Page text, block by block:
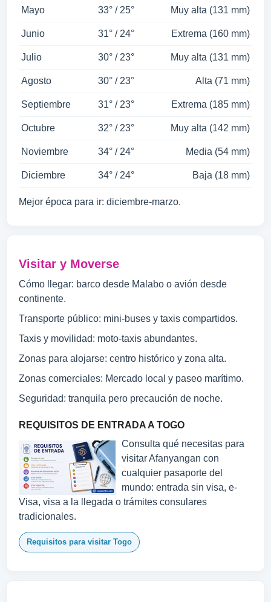
Mayo 33° / 25° Muy alta (131 mm)
Junio 31° / 24° Extrema (160 mm)
Julio 30° / 23° Muy alta (131 mm)
Agosto 30° / 23° Alta (71 mm)
Septiembre 31° / 23° Extrema (185 mm)
Octubre 32° / 23° Muy alta (142 mm)
Noviembre 34° / 24° Media (54 mm)
Diciembre 34° / 24° Baja (18 mm)
Mejor época para ir: diciembre-marzo.
Visitar y Moverse
Cómo llegar: barco desde Malabo o avión desde
continente.
Transporte público: mini-buses y taxis compartidos.
Taxis y movilidad: moto-taxis abundantes.
Zonas para alojarse: centro histórico y zona alta.
Zonas comerciales: Mercado local y paseo marítimo.
Seguridad: tranquila pero precaución de noche.
REQUISITOS DE ENTRADA A TOGO
Consulta qué necesitas para
visitar Afanyangan con
cualquier pasaporte del
mundo: entrada sin visa, e-
Visa, visa a la llegada o trámites consulares
tradicionales.
Requisitos para visitar Togo